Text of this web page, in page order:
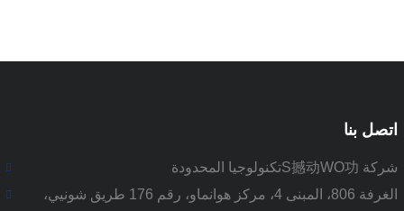
اتصل بنا
شركة S撼动WO功تكنولوجيا المحدودة
الغرفة 806، المبنى 4، مركز هوانماو، رقم 176 طريق شونيي،